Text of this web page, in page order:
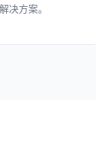
决方案。